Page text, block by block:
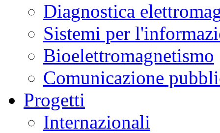
Diagnostica
Sistemi per
Bioelettromagnetismo
Comunicazione
Progetti
Internazionali